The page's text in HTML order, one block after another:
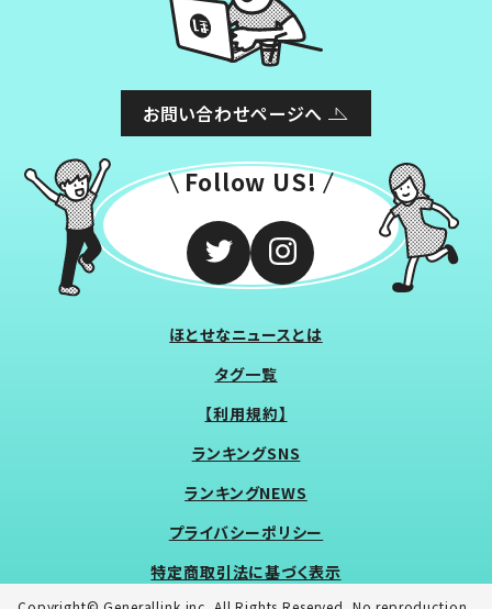
お問い合わせページへ
Follow US!
ほとせなニュースとは
タグ一覧
【利用規約】
ランキングSNS
ランキングNEWS
プライバシーポリシー
特定商取引法に基づく表示